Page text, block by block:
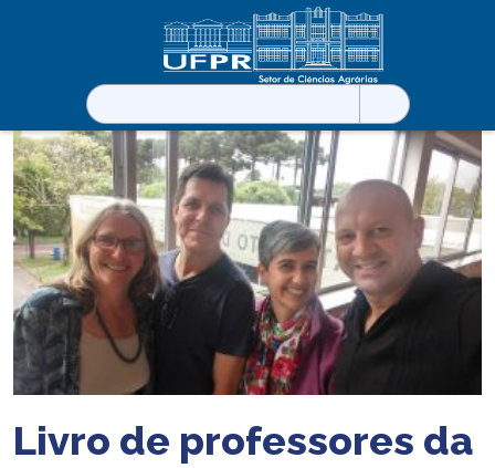
Pesquisar
por:
Livro de professores da